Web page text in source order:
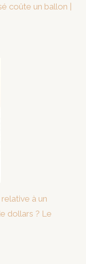
coûte un ballon |
à un
dollars ? Le